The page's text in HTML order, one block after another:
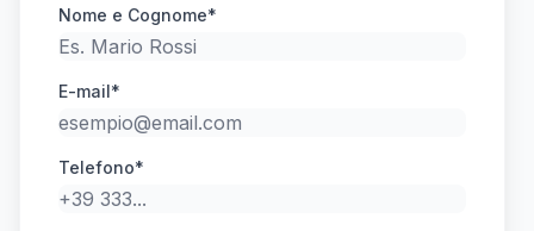
Nome e Cognome*
E-mail*
Telefono*